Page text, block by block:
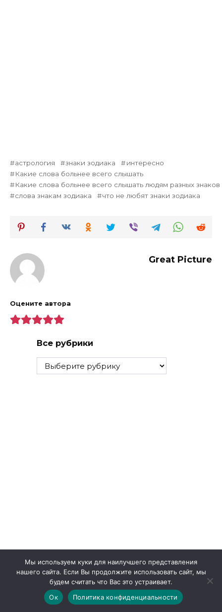
астрология знаки зодиака
интересно
Какие слова больнее всего слышать
Какие слова больнее всего слышать людям разных знаков
слова знакам зодиака
что не любят знаки зодиака
Great Picture
Оцените автора
Все рубрики
Все
рубрики
Вам может понравиться
Мы используем куки для наилучшего представления
нашего сайта. Если Вы продолжите использовать сайт, мы
будем считать что Вас это устраивает.
Ок
Политика конфиденциальности